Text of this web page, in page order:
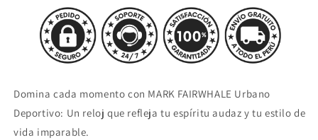
Domina cada momento con MARK FAIRWHALE Urbano
Deportivo: Un reloj que refleja tu espíritu audaz y tu estilo de
vida imparable.